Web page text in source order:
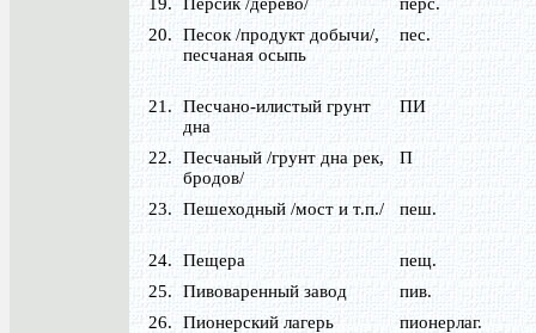
20.
Песок /продукт добычи/,
песчаная осыпь
пес.
21.
Песчано-илистый грунт
дна
ПИ
22.
Песчаный /грунт дна рек,
бродов/
П
23. Пешеходный /мост и т.п./ пеш.
24. Пещера
пещ.
25.
Пивоваренный завод
пив.
26.
Пионерский лагерь
пионерлаг.